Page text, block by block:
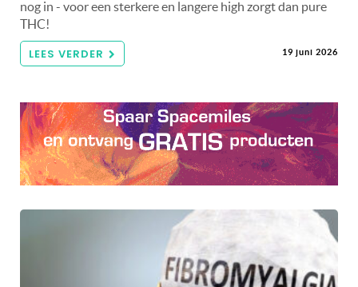
nog in - voor een sterkere en langere high zorgt dan pure
THC!
LEES VERDER 19 juni 2026